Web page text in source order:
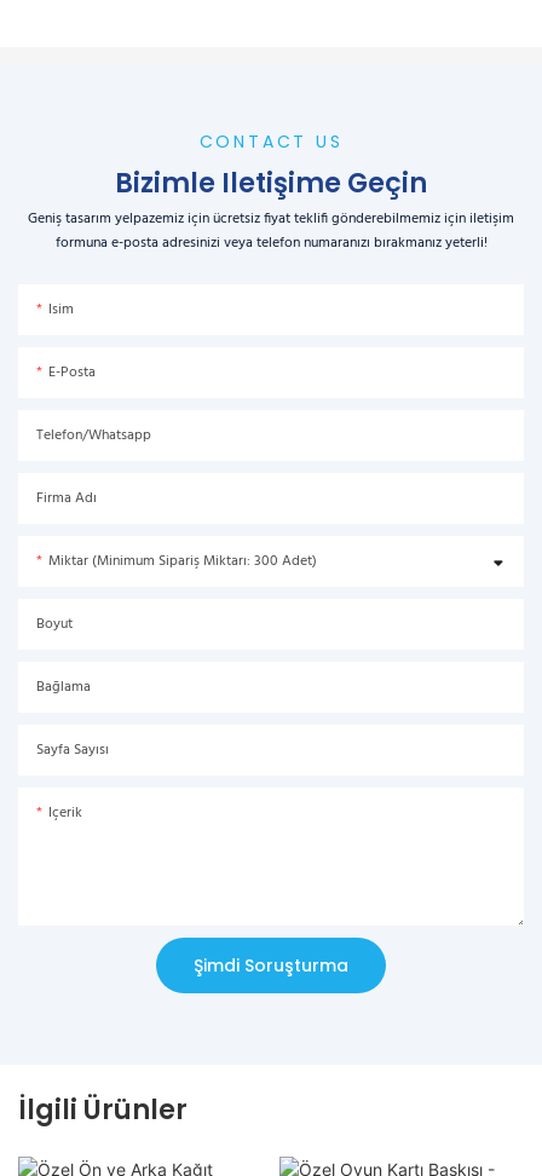
CONTACT US
Bizimle Iletişime Geçin
Geniş tasarım yelpazemiz için ücretsiz fiyat teklifi gönderebilmemiz için iletişim
formuna e-posta adresinizi veya telefon numaranızı bırakmanız yeterli!
Isim
E-Posta
Telefon/Whatsapp
Firma Adı
Miktar (Minimum Sipariş Miktarı: 300 Adet)
Boyut
Bağlama
Sayfa Sayısı
Içerik
Şimdi Soruşturma
İlgili Ürünler